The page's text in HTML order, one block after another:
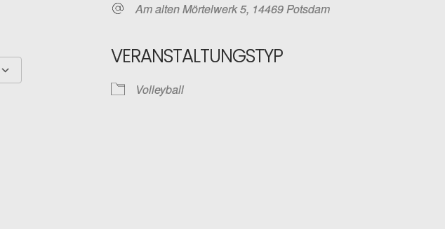
Google Kalender
Am alten Mörtelwerk 5, 14469 Potsdam
VERANSTALTUNGSTYP
Volleyball